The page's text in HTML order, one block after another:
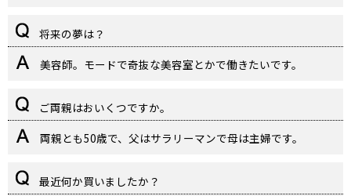
将来の夢は？
美容師。モードで奇抜な美容室とかで働きたいです。
ご両親はおいくつですか。
両親とも50歳で、父はサラリーマンで母は主婦です。
最近何か買いましたか？